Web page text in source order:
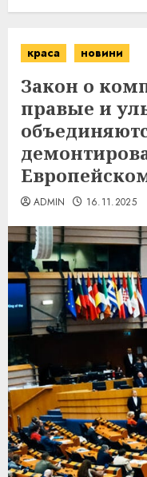
краса новини
Закон о
правые и
ADMIN 16.11.2025